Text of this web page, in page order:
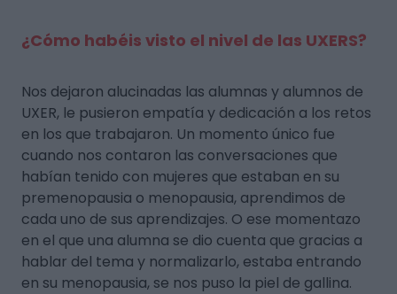
¿Cómo habéis visto el nivel de las UXERS?
Nos dejaron alucinadas las alumnas y alumnos de
UXER, le pusieron empatía y dedicación a los retos
en los que trabajaron. Un momento único fue
cuando nos contaron las conversaciones que
habían tenido con mujeres que estaban en su
premenopausia o menopausia, aprendimos de
cada uno de sus aprendizajes. O ese momentazo
en el que una alumna se dio cuenta que gracias a
hablar del tema y normalizarlo, estaba entrando
en su menopausia, se nos puso la piel de gallina.